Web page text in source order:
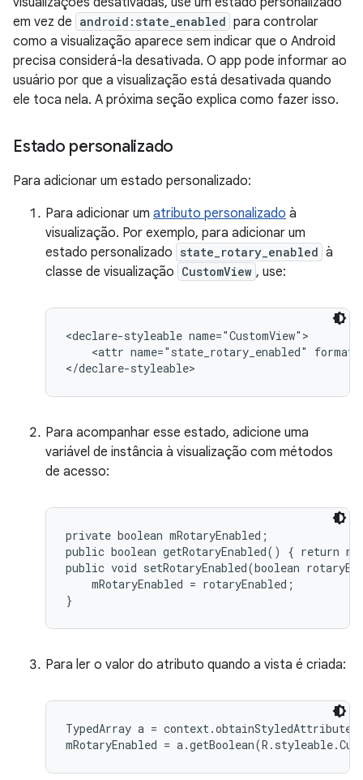
em vez de android:state_enabled para controlar
como a visualização aparece sem indicar que o Android
precisa considerá-la desativada. O app pode informar ao
usuário por que a visualização está desativada quando
ele toca nela. A próxima seção explica como fazer isso.
Estado personalizado
Para adicionar um estado personalizado:
Para adicionar um atributo personalizado à
visualização. Por exemplo, para adicionar um
estado personalizado state_rotary_enabled à
classe de visualização CustomView , use:
<declare-styleable name="CustomView">
<attr name="state_rotary_enabled"
Para acompanhar esse estado, adicione uma
variável de instância à visualização com métodos
de acesso:
private boolean mRotaryEnabled;
public boolean getRotaryEnabled() { return
public void setRotaryEnabled(boolean
    mRotaryEnabled = rotaryEnabled;
Para ler o valor do atributo quando a vista é criada:
TypedArray a =